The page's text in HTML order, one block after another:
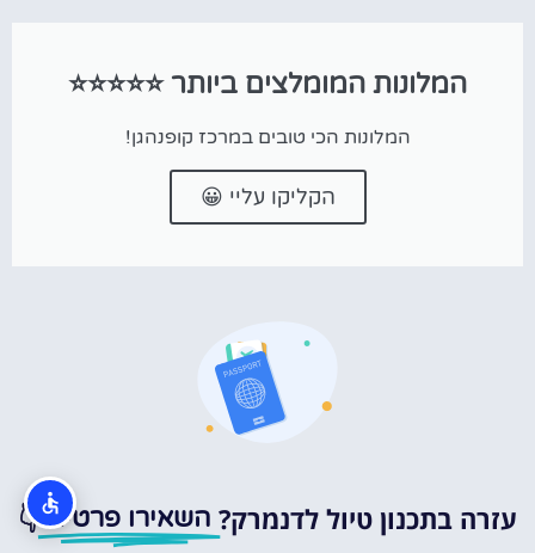
המלונות המומלצים ביותר ⭐⭐⭐⭐⭐
המלונות הכי טובים במרכז קופנהגן!
הקליקו עליי 😀
עזרה בתכנון טיול לדנמרק? השאירו פרטים 👇